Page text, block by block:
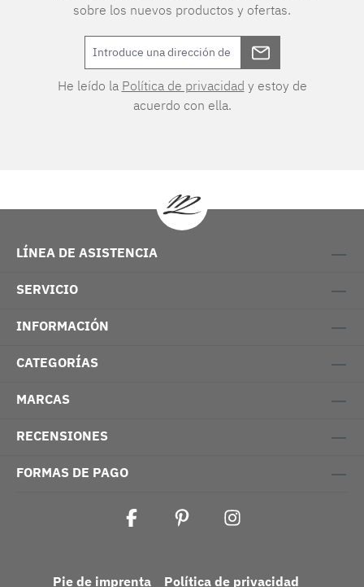
sobre los nuevos productos y ofertas.
He leído la Política de privacidad y estoy de
acuerdo con ella.
LÍNEA DE ASISTENCIA
SERVICIO
INFORMACIÓN
CATEGORÍAS
MARCAS
RECENSIONES
FORMAS DE PAGO
Pie de imprenta Política de privacidad